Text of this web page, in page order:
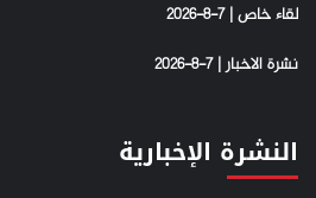
لقاء خاص | 7-8-2026
نشرة الاخبار | 7-8-2026
النشرة الإخبارية